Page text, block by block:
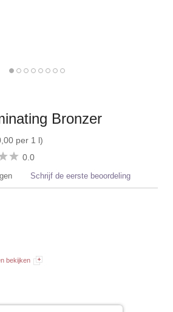
Bronzer
per 1 l)
0.0
Schrijf de eerste beoordeling
bekijken